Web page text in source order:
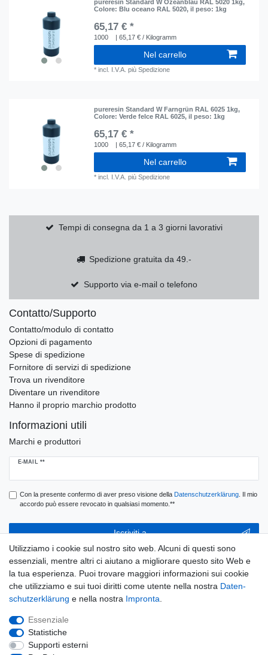
pureresin Standard W Ozeanblau RAL 5020 1kg,
Colore: Blu oceano RAL 5020, il peso: 1kg
65,17 € *
1000 | 65,17 € / Kilogramm
Nel carrello
*incl. I.V.A. piùSpedizione
pureresin Standard W Farngrün RAL 6025 1kg,
Colore: Verde felce RAL 6025, il peso: 1kg
65,17 € *
1000 | 65,17 € / Kilogramm
Nel carrello
*incl. I.V.A. piùSpedizione
Tempi di consegna da 1 a 3 giorni lavorativi
Spedizione gratuita da 49.-
Supporto via e-mail o telefono
Contatto/Supporto
Contatto/modulo di contatto
Opzioni di pagamento
Spese di spedizione
Fornitore di servizi di spedizione
Trova un rivenditore
Diventare un rivenditore
Hanno il proprio marchio prodotto
Informazioni utili
Marchi e produttori
E-MAIL **
Ceres::Template.newsletterHoneypotLabel
Con la presente confermo di aver preso visione della Daten­schutz­erklärung. Il mio
accordo può essere revocato in qualsiasi momento.**
Iscriviti a
** Questo è un campo obbligatorio.
Utilizziamo i cookie sul nostro sito web. Alcuni di questi sono
essenziali, mentre altri ci aiutano a migliorare questo sito Web e
la tua esperienza. Puoi trovare maggiori informazioni sui cookie
che utilizziamo e sui tuoi diritti come utente nella nostra Daten­
schutz­erklärung e nella nostra Impronta
Essenziale
Statistiche
Supporti esterni